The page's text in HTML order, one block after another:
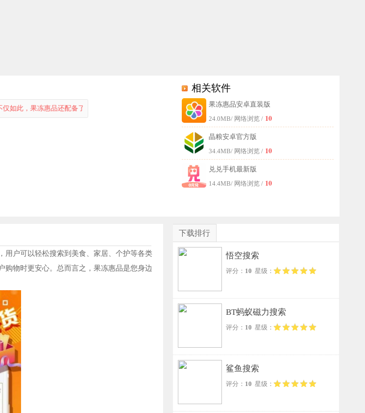
品还配备了全面的售后服务，让用户购物时更安心。总而言之，果冻惠品是您身边贴心的生活好帮手。
相关软件
果冻惠品安卓直装版
24.0MB/ 网络浏览 / 10
晶粮安卓官方版
34.4MB/ 网络浏览 / 10
兑兑手机最新版
14.4MB/ 网络浏览 / 10
用户可以轻松搜索到美食、家居、个护等各类
购物时更安心。总而言之，果冻惠品是您身边
下载排行
悟空搜索
评分： 10 星级：
BT蚂蚁磁力搜索
评分： 10 星级：
鲨鱼搜索
评分： 10 星级：